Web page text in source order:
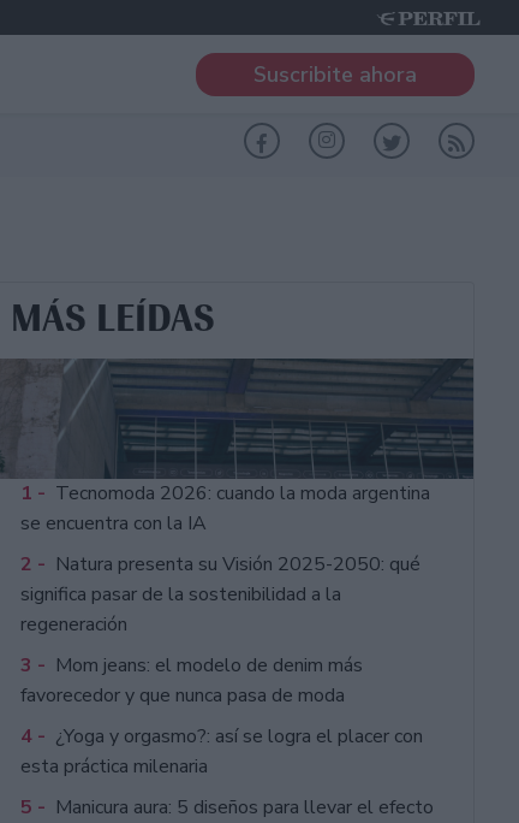
Suscribite ahora
MÁS LEÍDAS
1 - Tecnomoda 2026: cuando la moda argentina
se encuentra con la IA
2 - Natura presenta su Visión 2025-2050: qué
significa pasar de la sostenibilidad a la
regeneración
3 - Mom jeans: el modelo de denim más
favorecedor y que nunca pasa de moda
4 - ¿Yoga y orgasmo?: así se logra el placer con
esta práctica milenaria
5 - Manicura aura: 5 diseños para llevar el efecto